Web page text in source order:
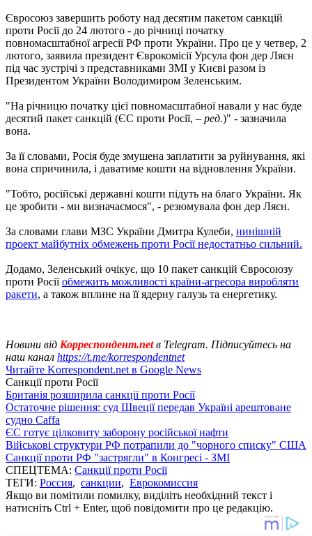
Євросоюз завершить роботу над десятим пакетом санкцій
проти Росії до 24 лютого - до річниці початку
повномасштабної агресії РФ проти України. Про це у четвер, 2
лютого, заявила президент Єврокомісії Урсула фон дер Ляєн
під час зустрічі з представниками ЗМІ у Києві разом із
Президентом України Володимиром Зеленським.
"На річницю початку цієї повномасштабної навали у нас буде
десятий пакет санкцій (ЄС проти Росії, – ред.)" - зазначила
вона.
За її словами, Росія буде змушена заплатити за руйнування, які
вона спричинила, і даватиме кошти на відновлення України.
"Тобто, російські державні кошти підуть на благо України. Як
це зробити - ми визначаємося", - резюмувала фон дер Ляєн.
За словами глави МЗС України Дмитра Кулеби, нинішній
проект майбутніх обмежень проти Росії недостатньо сильний.
Додамо, Зеленський очікує, що 10 пакет санкцій Євросоюзу
проти Росіїобмежить можливості країни-агресора виробляти
ракети, а також вплине на її ядерну галузь та енергетику.
Новини від Корреспондент.netв Telegram. Підписуйтесь на
наш канал https://t.me/korrespondentnet
Читайте Korrespondent.net в Google News
Санкції проти Росії
Британія розширила санкції проти Росії
Остаточне рішення: суд Швеції передав Україні арештоване
судно Caffa
ЄС готує цілковиту заборону російської нафти
Військові структури РФ потрапили до "чорного списку" США
Санкції проти РФ "застрягли" в Конгресі - ЗМІ
СПЕЦТЕМА: Санкції проти Росії
ТЕГИ: Россия, санкции, Еврокомиссия
Якщо ви помітили помилку, виділіть необхідний текст і
натисніть Ctrl + Enter, щоб повідомити про це редакцію.